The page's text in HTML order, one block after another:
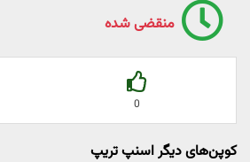
منقضی شده
0
کوپن‌های دیگر اسنپ تریپ